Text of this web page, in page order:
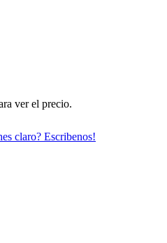
ver el precio.
claro? Escribenos!